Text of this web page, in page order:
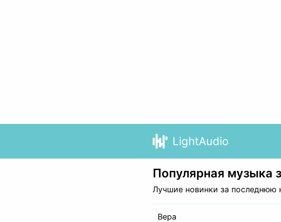
LightAudio
Популярная музыка
Лучшие новинки за последнюю
Вера